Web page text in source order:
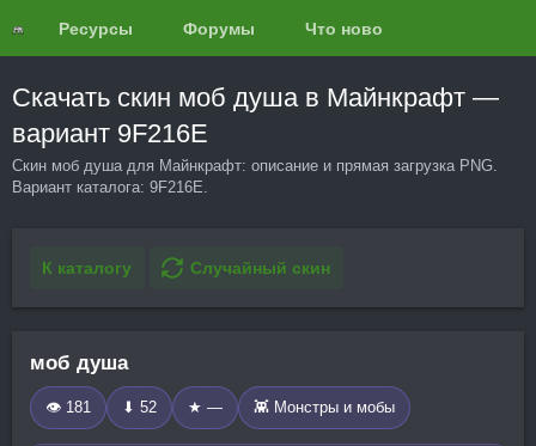
Ресурсы Форумы Что нового?
Скачать скин моб душа в Майнкрафт —
вариант 9F216E
Скин моб душа для Майнкрафт: описание и прямая загрузка PNG.
Вариант каталога: 9F216E.
К каталогу Случайный скин
моб душа
👁 181 ⬇ 52 ★ — 👾 Монстры и мобы